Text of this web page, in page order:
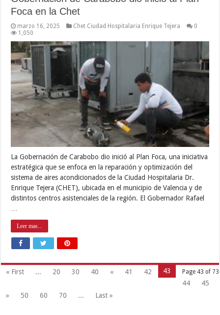
Foca en la Chet
marzo 16, 2025 Chet Ciudad Hospitalaria Enrique Tejera
0
1,050
La Gobernación de Carabobo dio inició al Plan Foca, una iniciativa
estratégica que se enfoca en la reparación y optimización del
sistema de aires acondicionados de la Ciudad Hospitalaria Dr.
Enrique Tejera (CHET), ubicada en el municipio de Valencia y de
distintos centros asistenciales de la región. El Gobernador Rafael
Leer mas...
Page 43 of 73
« First ... 20 30 40 « 41 42
43
44
45
»
50 60 70 ... Last »